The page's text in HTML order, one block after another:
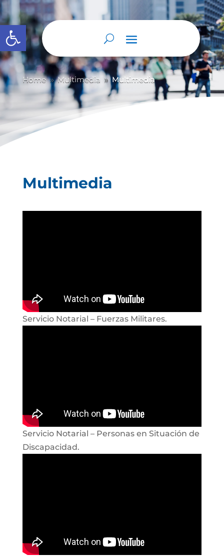
Abrir barra de herramientas
Home 9 Multimedia 9 Multimedia
Multimedia
Servicio Notarial – Fuerzas Militares.
Servicio Notarial – Personas en Situación de
Discapacidad.